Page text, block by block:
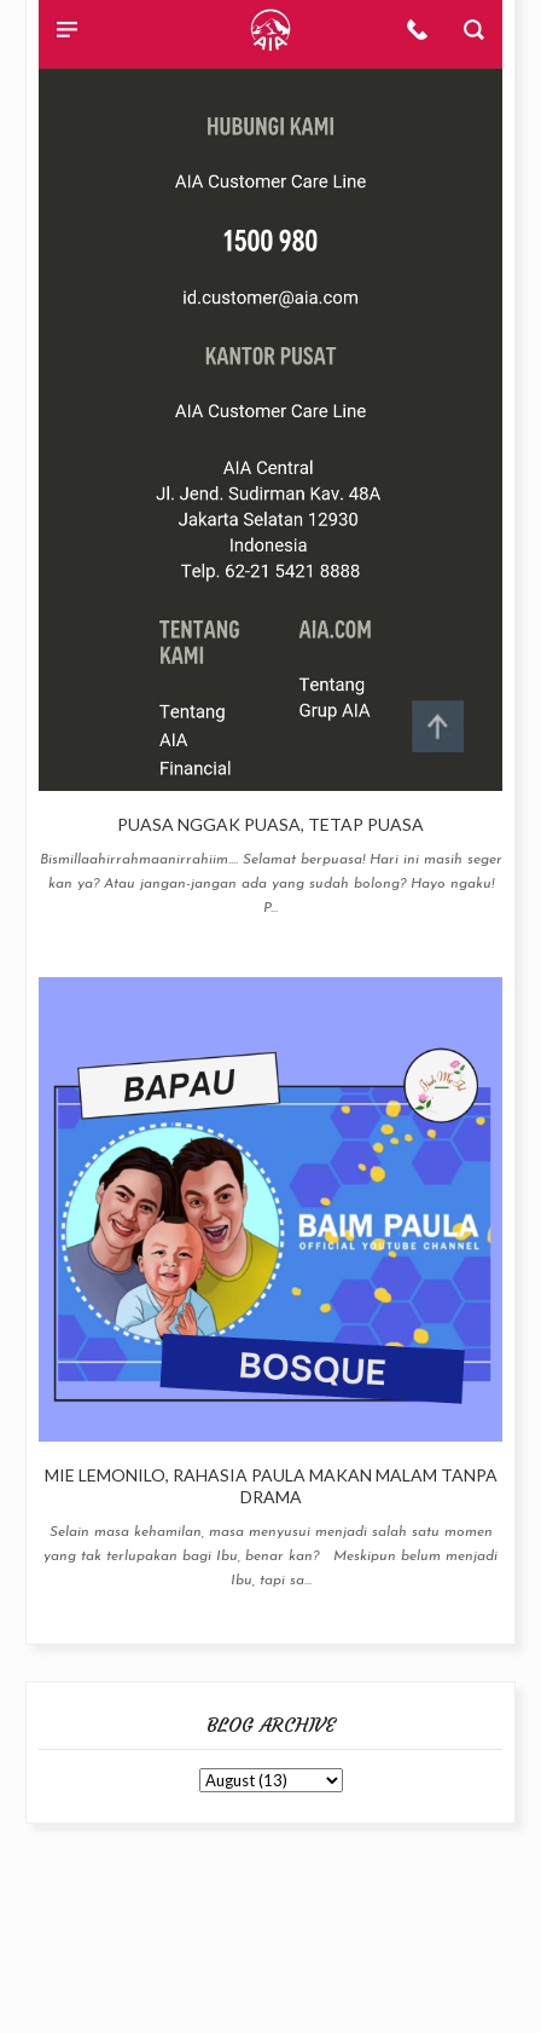
PUASA NGGAK PUASA, TETAP PUASA
Bismillaahirrahmaanirrahiim.... Selamat berpuasa! Hari ini masih seger
kan ya? Atau jangan-jangan ada yang sudah bolong? Hayo ngaku!
P...
MIE LEMONILO, RAHASIA PAULA MAKAN MALAM TANPA
DRAMA
Selain masa kehamilan, masa menyusui menjadi salah satu momen
yang tak terlupakan bagi Ibu, benar kan? Meskipun belum menjadi
Ibu, tapi sa...
BLOG ARCHIVE